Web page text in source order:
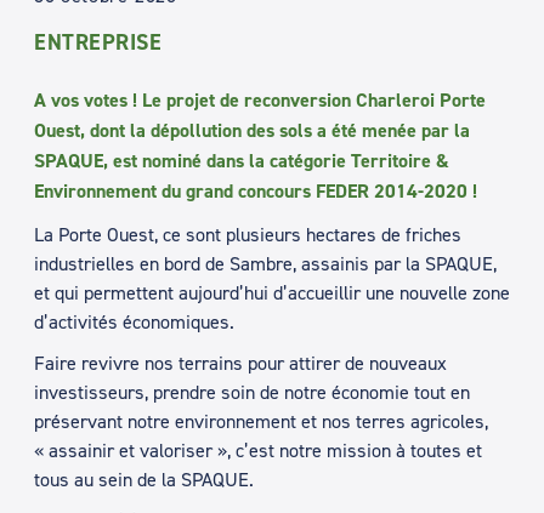
ENTREPRISE
A vos votes ! Le projet de reconversion Charleroi Porte
Ouest, dont la dépollution des sols a été menée par la
SPAQUE, est nominé dans la catégorie Territoire &
Environnement du grand concours FEDER 2014-2020 !
La Porte Ouest, ce sont plusieurs hectares de friches
industrielles en bord de Sambre, assainis par la SPAQUE,
et qui permettent aujourd’hui d’accueillir une nouvelle zone
d’activités économiques.
Faire revivre nos terrains pour attirer de nouveaux
investisseurs, prendre soin de notre économie tout en
préservant notre environnement et nos terres agricoles,
« assainir et valoriser », c’est notre mission à toutes et
tous au sein de la SPAQUE.